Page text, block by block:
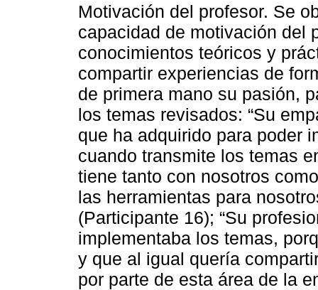
Motivación del profesor. Se
capacidad de motivación del
conocimientos teóricos y
compartir experiencias de
de primera mano su pasión,
los temas revisados: “Su
que ha adquirido para poder
cuando transmite los temas
tiene tanto con nosotros
las herramientas para
(Participante 16); “Su
implementaba los temas,
y que al igual quería
por parte de esta área de la